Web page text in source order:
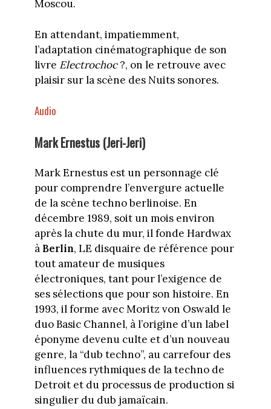
Moscou.
En attendant, impatiemment,
l’adaptation cinématographique de son
livre Electrochoc?, on le retrouve avec
plaisir sur la scène des Nuits sonores.
Audio
Mark Ernestus (Jeri-Jeri)
Mark Ernestus est un personnage clé
pour comprendre l’envergure actuelle
de la scène techno berlinoise. En
décembre 1989, soit un mois environ
après la chute du mur, il fonde Hardwax
à Berlin, LE disquaire de référence pour
tout amateur de musiques
électroniques, tant pour l’exigence de
ses sélections que pour son histoire. En
1993, il forme avec Moritz von Oswald le
duo Basic Channel, à l’origine d’un label
éponyme devenu culte et d’un nouveau
genre, la “dub techno”, au carrefour des
influences rythmiques de la techno de
Detroit et du processus de production si
singulier du dub jamaïcain.